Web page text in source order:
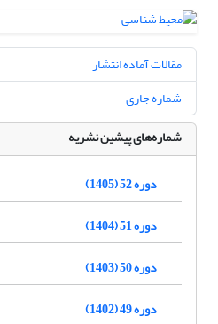
مقالات آماده انتشار
شماره جاری
شماره‌های پیشین نشریه
دوره 52 (1405)
دوره 51 (1404)
دوره 50 (1403)
دوره 49 (1402)